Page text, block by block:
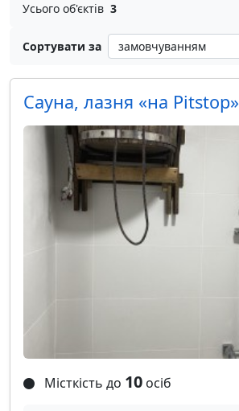
Усього об'єктів 3
Сортувати за
Сауна, лазня «на Pitstop»
Місткість до 10 осіб